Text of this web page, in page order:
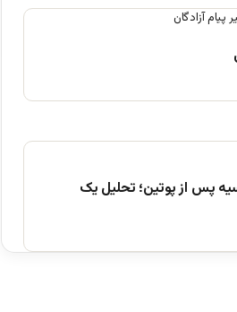
پس از پوتین؛ تحلیل یک